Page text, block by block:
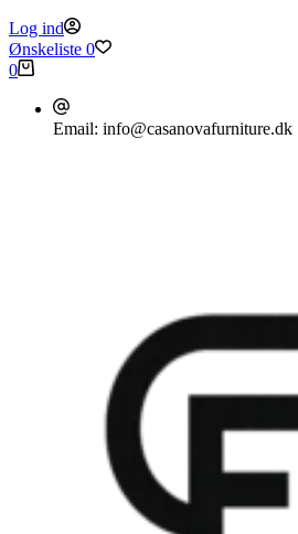
Log ind
Ønskeliste 0
Indkøbskurv
0
Email: info@casanovafurniture.dk